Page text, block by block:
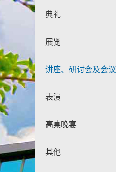
典礼
展览
讲座、研讨会及会议
表演
高桌晚宴
其他